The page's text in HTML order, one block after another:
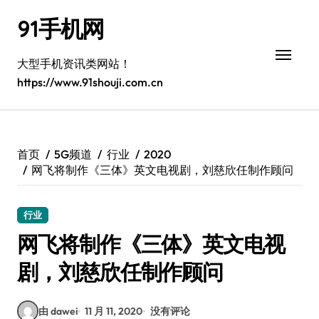
91手机网
大型手机资讯类网站！
https://www.91shouji.com.cn
首页 5G频道 行业
2020
网飞将制作《三体》英文电视剧，刘慈欣任制作顾问
行业
网飞将制作《三体》英文电视
剧，刘慈欣任制作顾问
由 dawei 11 月 11, 2020 没有评论